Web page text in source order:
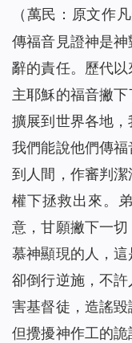
（萬民：原文作
傳福音見證神是
辭的責任。歷代
主耶穌的福音撇
擴展到世界各地
我們能說他們傳
到人間，作審判
權下拯救出來。
意，甘願撇下一
慕神顯現的人，
卻倒行逆施，不
害基督徒，造謠
但攪擾神作工的